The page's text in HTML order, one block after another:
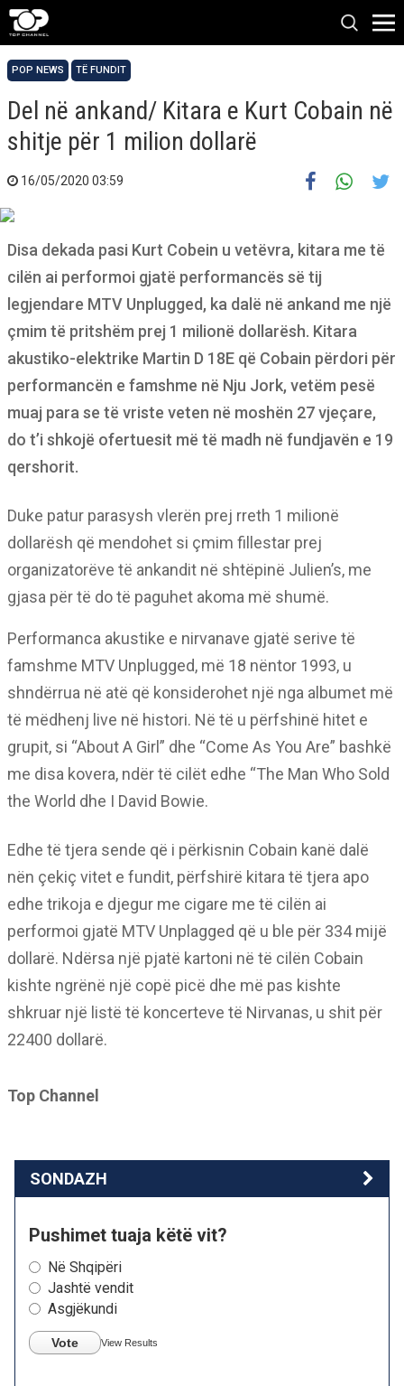
POP NEWS TË FUNDIT
Del në ankand/ Kitara e Kurt Cobain në
shitje për 1 milion dollarë
16/05/2020 03:59
Disa dekada pasi Kurt Cobein u vetëvra, kitara me të
cilën ai performoi gjatë performancës së tij
legjendare MTV Unplugged, ka dalë në ankand me një
çmim të pritshëm prej 1 milionë dollarësh. Kitara
akustiko-elektrike Martin D 18E që Cobain përdori për
performancën e famshme në Nju Jork, vetëm pesë
muaj para se të vriste veten në moshën 27 vjeçare,
do t’i shkojë ofertuesit më të madh në fundjavën e 19
qershorit.
Duke patur parasysh vlerën prej rreth 1 milionë
dollarësh që mendohet si çmim fillestar prej
organizatorëve të ankandit në shtëpinë Julien’s, me
gjasa për të do të paguhet akoma më shumë.
Performanca akustike e nirvanave gjatë serive të
famshme MTV Unplugged, më 18 nëntor 1993, u
shndërrua në atë që konsiderohet një nga albumet më
të mëdhenj live në histori. Në të u përfshinë hitet e
grupit, si “About A Girl” dhe “Come As You Are” bashkë
me disa kovera, ndër të cilët edhe “The Man Who Sold
the World dhe I David Bowie.
Edhe të tjera sende që i përkisnin Cobain kanë dalë
nën çekiç vitet e fundit, përfshirë kitara të tjera apo
edhe trikoja e djegur me cigare me të cilën ai
performoi gjatë MTV Unplagged që u ble për 334 mijë
dollarë. Ndërsa një pjatë kartoni në të cilën Cobain
kishte ngrënë një copë picë dhe më pas kishte
shkruar një listë të koncerteve të Nirvanas, u shit për
22400 dollarë.
Top Channel
SONDAZH
Pushimet tuaja këtë vit?
Në Shqipëri
Jashtë vendit
Asgjëkundi
Vote View Results